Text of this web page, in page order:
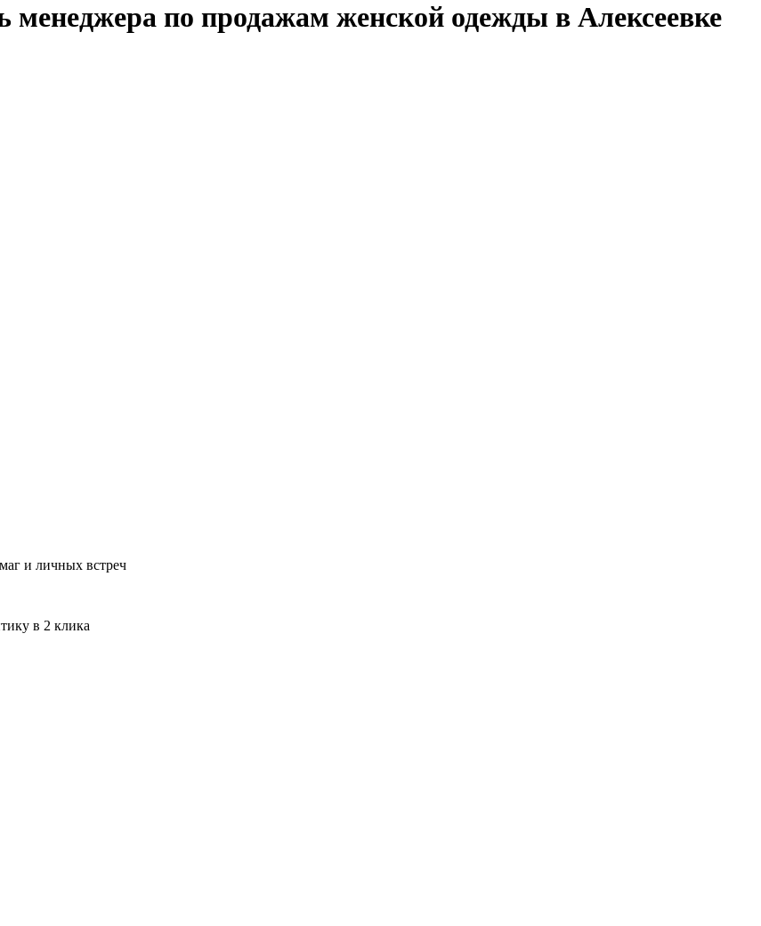
менеджера по продажам женской одежды в Алексеевке
и личных встреч
в 2 клика